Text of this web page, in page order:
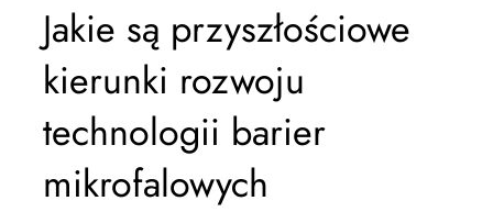
Jakie są przyszłościowe
kierunki rozwoju
technologii barier
mikrofalowych